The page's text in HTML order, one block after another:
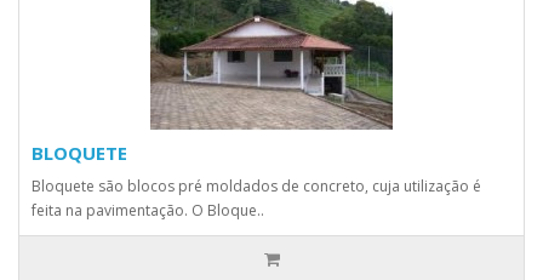
BLOQUETE
Bloquete são blocos pré moldados de concreto, cuja utilização é
feita na pavimentação. O Bloque..